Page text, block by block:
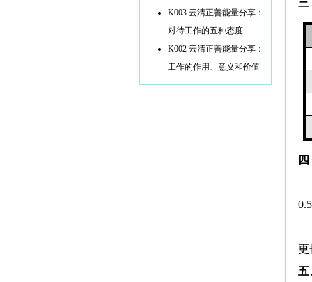
K003 云清正善能量分享：
对待工作的五种态度
K002 云清正善能量分享：
工作的作用、意义和价值
三
更
五